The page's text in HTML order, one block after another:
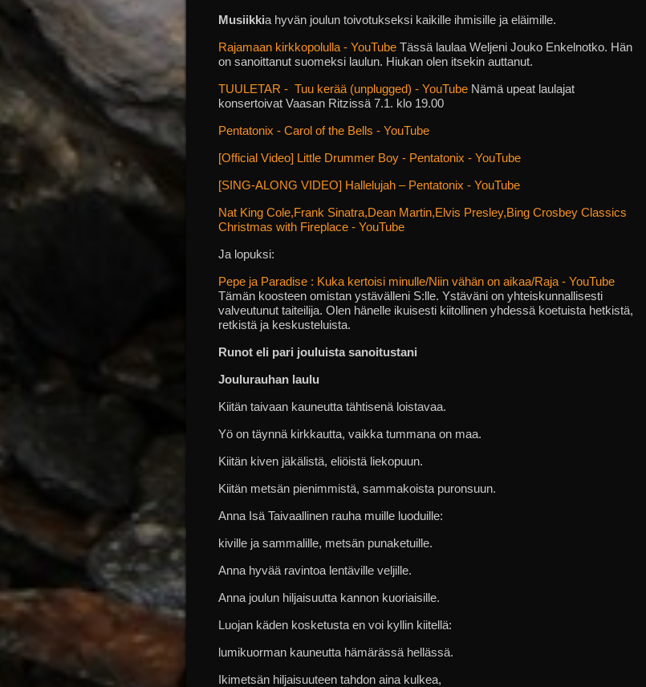
Musiikkia hyvän joulun toivotukseksi kaikille ihmisille ja eläimille.
Rajamaan kirkkopolulla - YouTube Tässä laulaa Weljeni Jouko Enkelnotko. Hän
on sanoittanut suomeksi laulun. Hiukan olen itsekin auttanut.
TUULETAR - Tuu kerää (unplugged) - YouTube Nämä upeat laulajat
konsertoivat Vaasan Ritzissä 7.1. klo 19.00
Pentatonix - Carol of the Bells - YouTube
[Official Video] Little Drummer Boy - Pentatonix - YouTube
[SING-ALONG VIDEO] Hallelujah – Pentatonix - YouTube
Nat King Cole,Frank Sinatra,Dean Martin,Elvis Presley,Bing Crosbey Classics
Christmas with Fireplace - YouTube
Ja lopuksi:
Pepe ja Paradise : Kuka kertoisi minulle/Niin vähän on aikaa/Raja - YouTube
Tämän koosteen omistan ystävälleni S:lle. Ystäväni on yhteiskunnallisesti
valveutunut taiteilija. Olen hänelle ikuisesti kiitollinen yhdessä koetuista hetkistä,
retkistä ja keskusteluista.
Runot eli pari jouluista sanoitustani
Joulurauhan laulu
Kiitän taivaan kauneutta tähtisenä loistavaa.
Yö on täynnä kirkkautta, vaikka tummana on maa.
Kiitän kiven jäkälistä, eliöistä liekopuun.
Kiitän metsän pienimmistä, sammakoista puronsuun.
Anna Isä Taivaallinen rauha muille luoduille:
kiville ja sammalille, metsän punaketuille.
Anna hyvää ravintoa lentäville veljille.
Anna joulun hiljaisuutta kannon kuoriaisille.
Luojan käden kosketusta en voi kyllin kiitellä:
lumikuorman kauneutta hämärässä hellässä.
Ikimetsän hiljaisuuteen tahdon aina kulkea,